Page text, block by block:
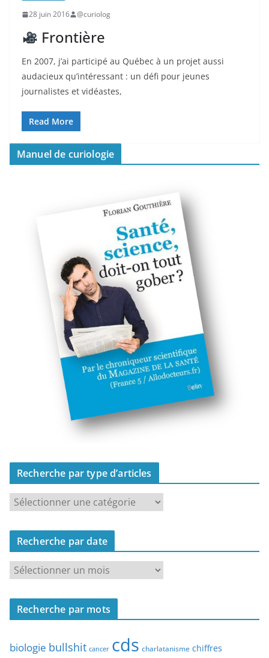
28 juin 2016 @curiolog
Frontière
En 2007, j’ai participé au Québec à un projet aussi
audacieux qu’intéressant : un défi pour jeunes
journalistes et vidéastes,
Read More
Manuel de curiologie
Recherche par type d’articles
c
e
e
a
Recherche par date
c
r
Recherche par mots
biologie bullshit cancer cds charlatanisme chiffres